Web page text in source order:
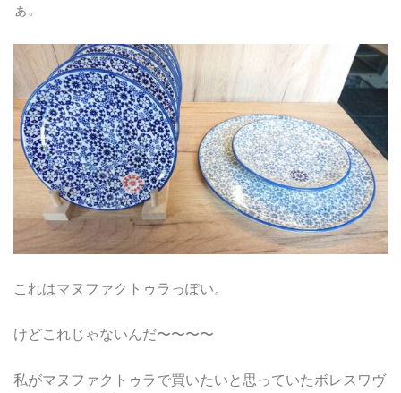
ぁ。
これはマヌファクトゥラっぽい。
けどこれじゃないんだ〜〜〜〜
私がマヌファクトゥラで買いたいと思っていたボレスワヴ